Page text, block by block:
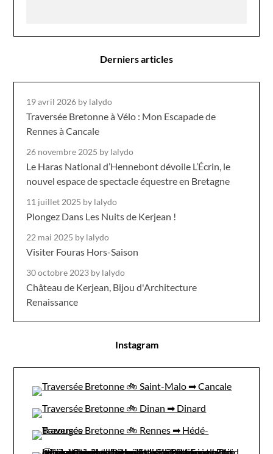
Derniers articles
19 avril 2026 by lalydo
Traversée Bretonne à Vélo : Mon Escapade de
Rennes à Cancale
26 novembre 2025 by lalydo
Le Haras National d’Hennebont dévoile L’Écrin, le
nouvel espace de spectacle équestre en Bretagne
11 juillet 2025 by lalydo
Plongez Dans Les Nuits de Kerjean !
22 mai 2025 by lalydo
Visiter Fouras Hors-Saison
30 octobre 2023 by lalydo
Château de Kerjean, Bijou d'Architecture
Renaissance
Instagram